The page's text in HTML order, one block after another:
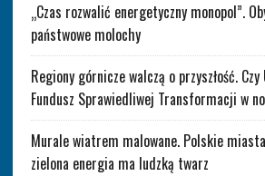
„Czas rozwalić energetyczny monopol”.
państwowe molochy
Regiony górnicze walczą o przyszłość. Czy
Fundusz Sprawiedliwej Transformacji w
Murale wiatrem malowane. Polskie
zielona energia ma ludzką twarz